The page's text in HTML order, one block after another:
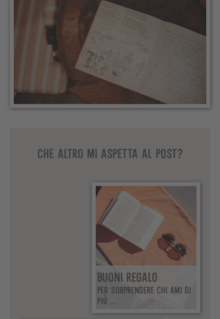
CHE ALTRO MI ASPETTA AL POST?
BUONI REGALO
PER SORPRENDERE CHI AMI DI
PIÙ …